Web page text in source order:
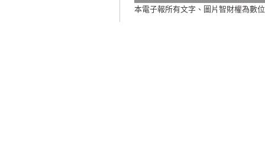
本電子報所有文字、圖片智財權為數